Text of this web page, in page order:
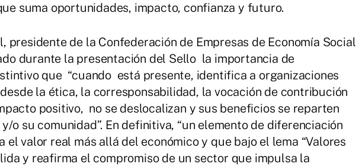
suma oportunidades, impacto, confianza y futuro.
presidente de la Confederación de Empresas de Economía Social
durante la presentación del Sello la importancia de
que “cuando está presente, identifica a organizaciones
la ética, la corresponsabilidad, la vocación de contribución
positivo, no se deslocalizan y sus beneficios se reparten
o su comunidad”. En definitiva, “un elemento de diferenciación
el valor real más allá del económico y que bajo el lema “Valores
y reafirma el compromiso de un sector que impulsa la